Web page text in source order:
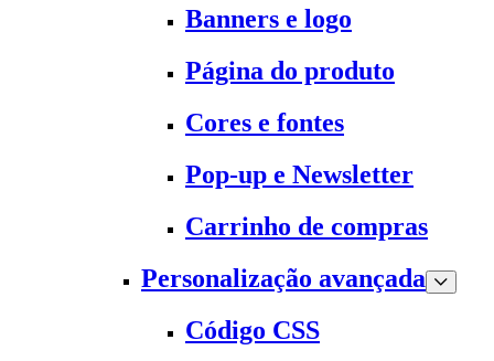
Banners e logo
Página do produto
Cores e fontes
Pop-up e Newsletter
Carrinho de compras
Personalização avançada
Código CSS